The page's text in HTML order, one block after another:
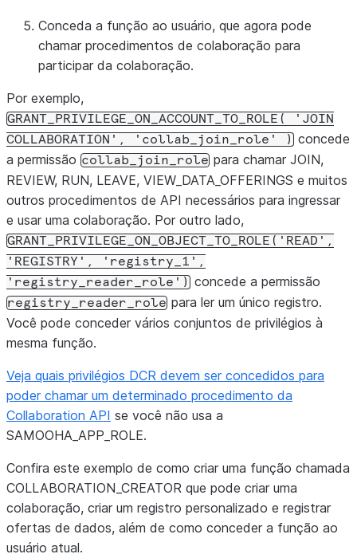
Conceda a função ao usuário, que agora pode
chamar procedimentos de colaboração para
participar da colaboração.
Por exemplo,
GRANT_PRIVILEGE_ON_ACCOUNT_TO_ROLE(
'JOIN
COLLABORATION',
'collab_join_role' )
concede
a permissão collab_join_role para chamar JOIN,
REVIEW, RUN, LEAVE, VIEW_DATA_OFFERINGS e muitos
outros procedimentos de API necessários para ingressar
e usar uma colaboração. Por outro lado,
GRANT_PRIVILEGE_ON_OBJECT_TO_ROLE('READ',
'REGISTRY',
'registry_1',
'registry_reader_role')
concede a permissão
registry_reader_role para ler um único registro.
Você pode conceder vários conjuntos de privilégios à
mesma função.
Veja quais privilégios DCR devem ser concedidos para
poder chamar um determinado procedimento da
Collaboration API se você não usa a
SAMOOHA_APP_ROLE.
Confira este exemplo de como criar uma função chamada
COLLABORATION_CREATOR que pode criar uma
colaboração, criar um registro personalizado e registrar
ofertas de dados, além de como conceder a função ao
usuário atual.